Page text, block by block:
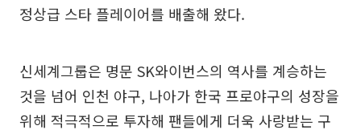
정상급 스타 플레이어를 배출해 왔다.
신세계그룹은 명문 SK와이번스의 역사를 계승하는
것을 넘어 인천 야구, 나아가 한국 프로야구의 성장을
위해 적극적으로 투자해 팬들에게 더욱 사랑받는 구